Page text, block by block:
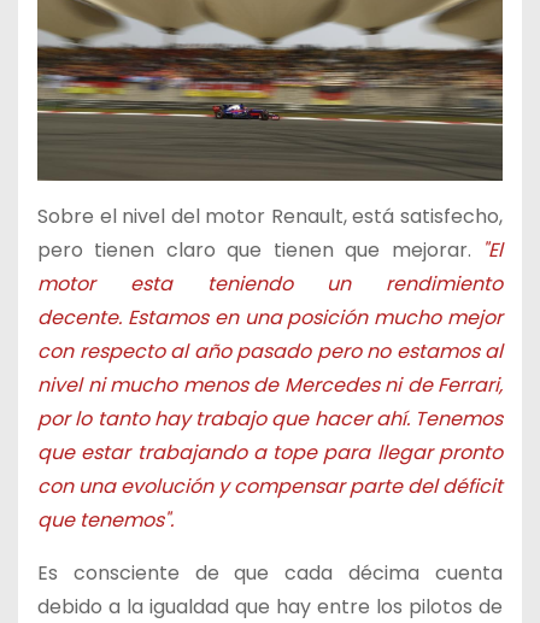
Sobre el nivel del motor Renault, está satisfecho,
pero tienen claro que tienen que mejorar. "El
motor esta teniendo un rendimiento
decente. Estamos en una posición mucho mejor
con respecto al año pasado pero no estamos al
nivel ni mucho menos de Mercedes ni de Ferrari,
por lo tanto hay trabajo que hacer ahí. Tenemos
que estar trabajando a tope para llegar pronto
con una evolución y compensar parte del déficit
que tenemos".
Es consciente de que cada décima cuenta
debido a la igualdad que hay entre los pilotos de